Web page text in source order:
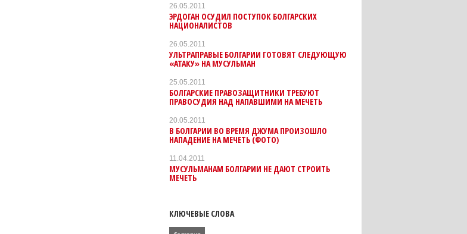
26.05.2011
ЭРДОГАН ОСУДИЛ ПОСТУПОК БОЛГАРСКИХ
НАЦИОНАЛИСТОВ
26.05.2011
УЛЬТРАПРАВЫЕ БОЛГАРИИ ГОТОВЯТ СЛЕДУЮЩУЮ
«АТАКУ» НА МУСУЛЬМАН
25.05.2011
БОЛГАРСКИЕ ПРАВОЗАЩИТНИКИ ТРЕБУЮТ
ПРАВОСУДИЯ НАД НАПАВШИМИ НА МЕЧЕТЬ
20.05.2011
В БОЛГАРИИ ВО ВРЕМЯ ДЖУМА ПРОИЗОШЛО
НАПАДЕНИЕ НА МЕЧЕТЬ (ФОТО)
11.04.2011
МУСУЛЬМАНАМ БОЛГАРИИ НЕ ДАЮТ СТРОИТЬ
МЕЧЕТЬ
КЛЮЧЕВЫЕ СЛОВА